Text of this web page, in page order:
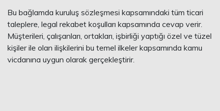
Bu bağlamda kuruluş sözleşmesi kapsamındaki tüm ticari
taleplere, legal rekabet koşulları kapsamında cevap verir.
Müşterileri, çalışanları, ortakları, işbirliği yaptığı özel ve tüzel
kişiler ile olan ilişkilerini bu temel ilkeler kapsamında kamu
vicdanına uygun olarak gerçekleştirir.